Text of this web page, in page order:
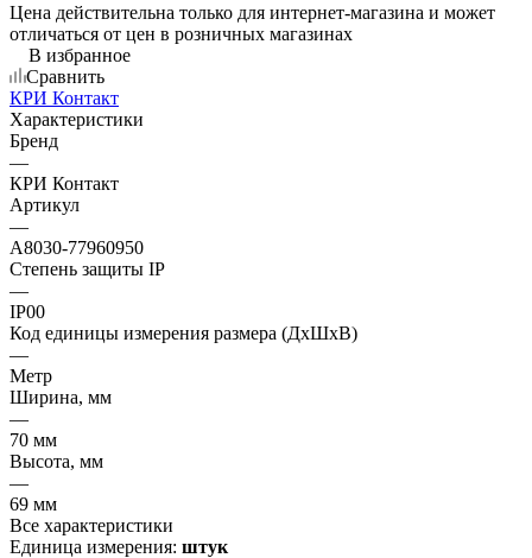
Цена действительна только для интернет-магазина и может
отличаться от цен в розничных магазинах
В избранное
Сравнить
КРИ Контакт
Характеристики
Бренд
—
КРИ Контакт
Артикул
—
A8030-77960950
Степень защиты IP
—
IP00
Код единицы измерения размера (ДхШхВ)
—
Метр
Ширина, мм
—
70 мм
Высота, мм
—
69 мм
Все характеристики
Единица измерения: штук